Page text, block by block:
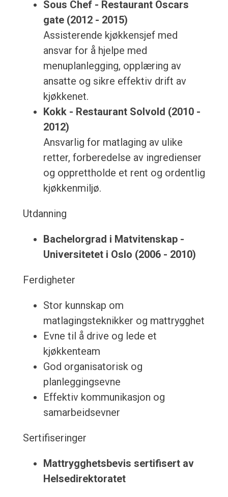
Sous Chef - Restaurant Oscars
gate (2012 - 2015)
Assisterende kjøkkensjef med
ansvar for å hjelpe med
menuplanlegging, opplæring av
ansatte og sikre effektiv drift av
kjøkkenet.
Kokk - Restaurant Solvold (2010 -
2012)
Ansvarlig for matlaging av ulike
retter, forberedelse av ingredienser
og opprettholde et rent og ordentlig
kjøkkenmiljø.
Utdanning
Bachelorgrad i Matvitenskap -
Universitetet i Oslo (2006 - 2010)
Ferdigheter
Stor kunnskap om
matlagingsteknikker og mattrygghet
Evne til å drive og lede et
kjøkkenteam
God organisatorisk og
planleggingsevne
Effektiv kommunikasjon og
samarbeidsevner
Sertifiseringer
Mattrygghetsbevis sertifisert av
Helsedirektoratet